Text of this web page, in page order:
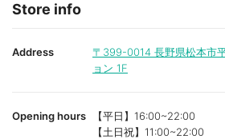
Store info
Address 〒399-0014 長野県松本市
ョン 1F
Opening hours
【平日】16:00~22:00
【土日祝】11:00~22:00